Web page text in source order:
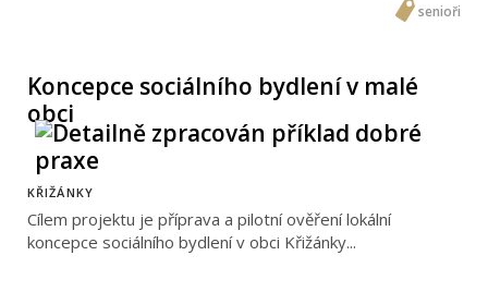
senioři
Koncepce sociálního bydlení v malé
obci
KŘIŽÁNKY
Cílem projektu je příprava a pilotní ověření lokální
koncepce sociálního bydlení v obci Křižánky...